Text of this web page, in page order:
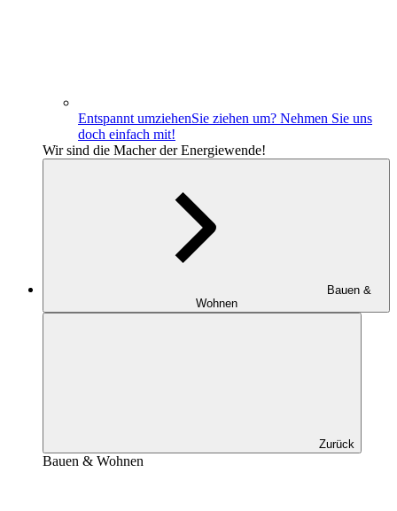
Entspannt umziehenSie ziehen um? Nehmen Sie uns
doch einfach mit!
Wir sind die Macher der Energiewende!
Bauen &
Wohnen
Zurück
Bauen & Wohnen